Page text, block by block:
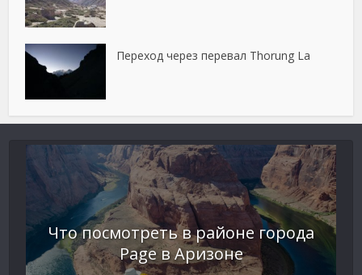
Переход через перевал Thorung La
Что посмотреть в районе города
Page в Аризоне